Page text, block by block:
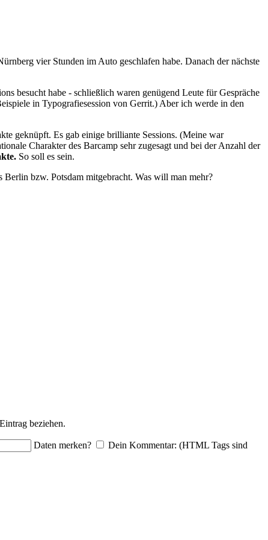
vier Stunden im Auto geschlafen habe. Danach der nächste
besucht habe - schließlich waren genügend Leute für Gespräche
in Typografiesession von Gerrit.) Aber ich werde in den
geknüpft. Es gab einige brilliante Sessions. (Meine war
Charakter des Barcamp sehr zugesagt und bei der Anzahl der
So soll es sein.
Berlin bzw. Potsdam mitgebracht. Was will man mehr?
beziehen.
Daten merken? Dein Kommentar: (HTML Tags sind